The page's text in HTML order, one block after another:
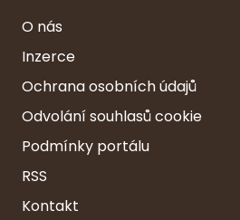
O nás
Inzerce
Ochrana osobních údajů
Odvolání souhlasů cookie
Podmínky portálu
RSS
Kontakt